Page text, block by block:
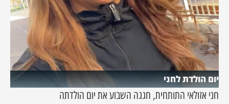
יום הולדת לחני
חני אזולאי התותחית, חגגה השבוע את יום הולדתה